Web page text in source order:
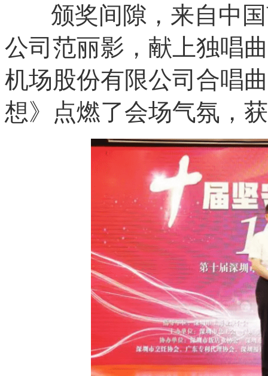
颁奖间隙，来自中国
公司范丽影，献上独唱
机场股份有限公司合唱
想》点燃了会场气氛，